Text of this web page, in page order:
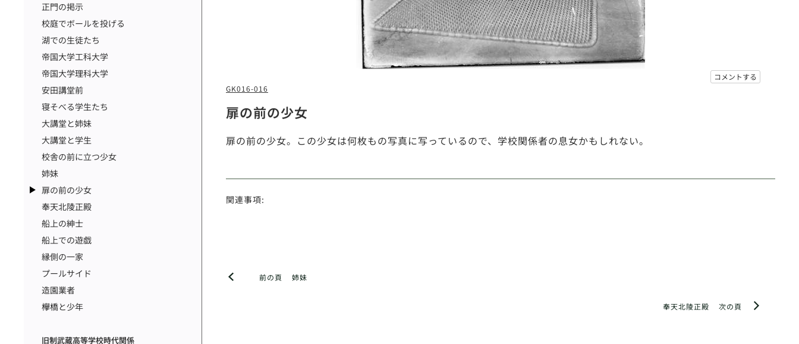
正門の掲示
校庭でボールを投げる
湖での生徒たち
帝国大学工科大学
帝国大学理科大学
安田講堂前
寝そべる学生たち
大講堂と姉妹
大講堂と学生
校舎の前に立つ少女
姉妹
扉の前の少女
奉天北陵正殿
船上の紳士
船上での遊戯
縁側の一家
プールサイド
造園業者
欅橋と少年
旧制武蔵高等学校時代関係
コメントする
GK016-016
扉の前の少女
扉の前の少女。この少女は何枚もの写真に写っているので、学校関係者の息女かもしれない。
関連事項:
前の頁 姉妹
次の頁
奉天北陵正殿